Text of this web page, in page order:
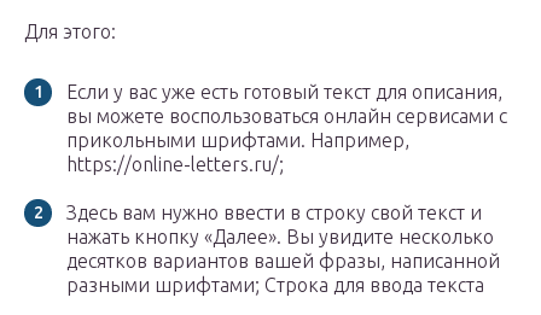
Для этого:
Если у вас уже есть готовый текст для описания,
вы можете воспользоваться онлайн сервисами с
прикольными шрифтами. Например,
https://online-letters.ru/;
Здесь вам нужно ввести в строку свой текст и
нажать кнопку «Далее». Вы увидите несколько
десятков вариантов вашей фразы, написанной
разными шрифтами; Строка для ввода текста